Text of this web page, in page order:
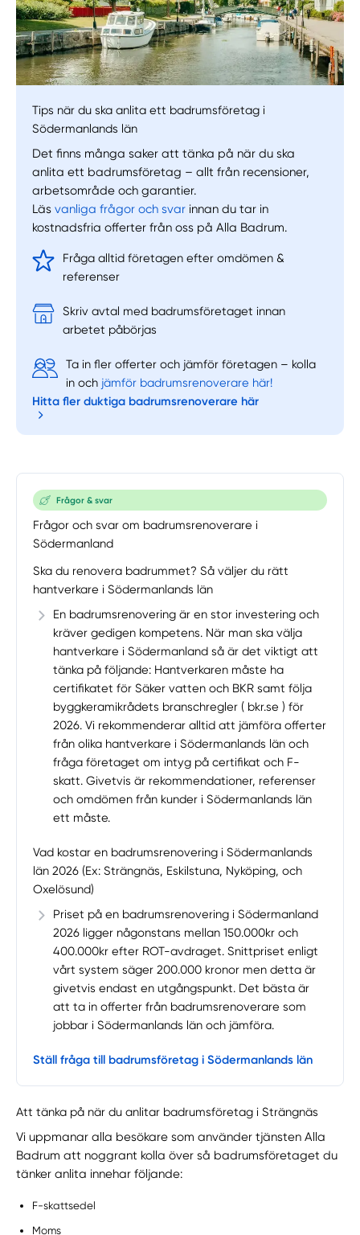
Manuellt Få hjälp
Välj tillvägagångssätt
Tips när du ska anlita ett badrumsföretag i
Södermanlands län
Det finns många saker att tänka på när du ska
anlita ett badrumsföretag – allt från recensioner,
arbetsområde och garantier.
Läsvanliga frågor och svar innan du tar in
kostnadsfria offerter från oss på Alla Badrum.
Fråga alltid företagen efter omdömen &
referenser
Skriv avtal med badrumsföretaget innan
arbetet påbörjas
Ta in fler offerter och jämför företagen – kolla
in och jämför badrumsrenoverare här!
Hitta fler duktiga badrumsrenoverare här
Frågor & svar
Frågor och svar om badrumsrenoverare i
Södermanland
Ska du renovera badrummet? Så väljer du rätt
hantverkare i Södermanlands län
En badrumsrenovering är en stor investering och
kräver gedigen kompetens. När man ska välja
hantverkare i Södermanland så är det viktigt att
tänka på följande: Hantverkaren måste ha
certifikatet för Säker vatten och BKR samt följa
byggkeramikrådets branschregler ( bkr.se ) för
2026. Vi rekommenderar alltid att jämföra offerter
från olika hantverkare i Södermanlands län och
fråga företaget om intyg på certifikat och F-
skatt. Givetvis är rekommendationer, referenser
och omdömen från kunder i Södermanlands län
ett måste.
Vad kostar en badrumsrenovering i Södermanlands
län 2026 (Ex: Strängnäs, Eskilstuna, Nyköping, och
Oxelösund)
Priset på en badrumsrenovering i Södermanland
2026 ligger någonstans mellan 150.000kr och
400.000kr efter ROT-avdraget. Snittpriset enligt
vårt system säger 200.000 kronor men detta är
givetvis endast en utgångspunkt. Det bästa är
att ta in offerter från badrumsrenoverare som
jobbar i Södermanlands län och jämföra.
Ställ fråga till badrumsföretag i Södermanlands län
Att tänka på när du anlitar badrumsföretag i Strängnäs
Vi uppmanar alla besökare som använder tjänsten Alla
Badrum att noggrant kolla över så badrumsföretaget du
tänker anlita innehar följande:
F-skattsedel
Moms